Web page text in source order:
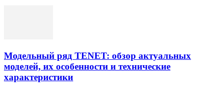
Модельный ряд TENET: обзор актуальных
моделей, их особенности и технические
характеристики